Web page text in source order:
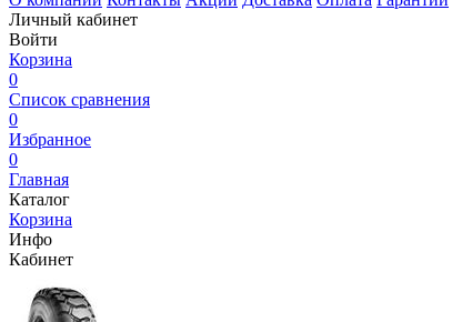
Личный кабинет
Войти
Корзина
0
Список сравнения
0
Избранное
0
Главная
Каталог
Корзина
Инфо
Кабинет